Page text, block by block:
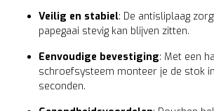
Veilig en stabiel: De antisliplaag
papegaai stevig kan blijven zitten.
Eenvoudige bevestiging: Met een
schroefsysteem monteer je de stok
seconden.